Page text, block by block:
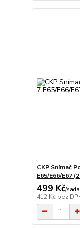
CKP Snímač
E65/E66/E67
499 Kč/sada
412 Kč bez